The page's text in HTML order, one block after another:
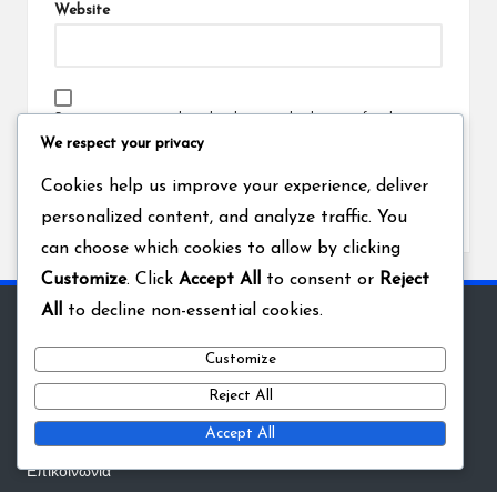
Website
Save my name, email, and website in this browser for the next
time I comment.
Όροι και προϋποθέσεις
Προτιμήσεις cookies
Επικοινωνία
We respect your privacy
Cookies help us improve your experience, deliver
personalized content, and analyze traffic. You
can choose which cookies to allow by clicking
Customize. Click Accept All to consent or Reject
All
to decline non-essential cookies.
Customize
Reject All
Accept All